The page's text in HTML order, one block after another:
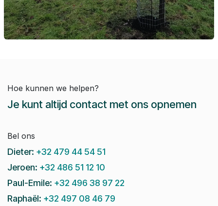
Hoe kunnen we helpen?
Je kunt altijd contact met ons opnemen
Bel ons
Dieter: +32 479 44 54 51
Jeroen: +32 486 51 12 10
Paul-Emile: +32 496 38 97 22
Raphaël: +32 497 08 46 79